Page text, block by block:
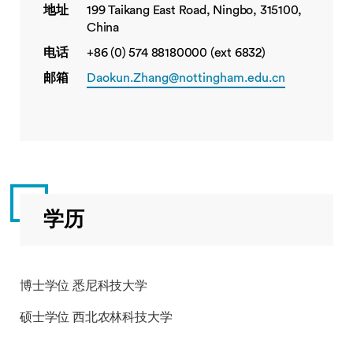
地址
199 Taikang East Road, Ningbo, 315100,
China
电话
+86 (0) 574 88180000 (ext 6832)
邮箱
Daokun.Zhang@nottingham.edu.cn
学历
博士学位 悉尼科技大学
硕士学位 西北农林科技大学